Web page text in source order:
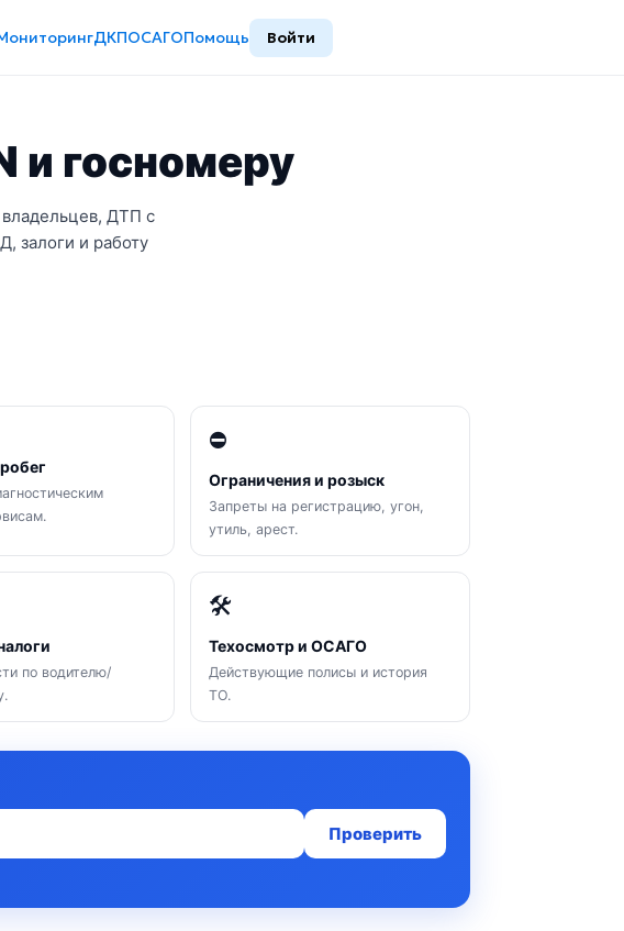
ДКПОСАГОПомощь Войти
и госномеру
ДТП с
залоги и работу
⛔
Ограничения и розыск
Запреты на регистрацию, угон,
утиль, арест.
по водителю/
🛠
Техосмотр и ОСАГО
Действующие полисы и история
ТО.
Проверить